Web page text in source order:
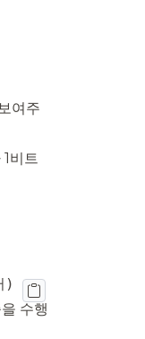
여주
비트
)
수행